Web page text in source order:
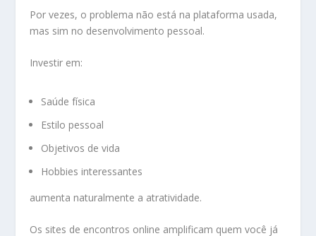
Por vezes, o problema não está na plataforma usada,
mas sim no desenvolvimento pessoal.
Investir em:
Saúde física
Estilo pessoal
Objetivos de vida
Hobbies interessantes
aumenta naturalmente a atratividade.
Os sites de encontros online amplificam quem você já